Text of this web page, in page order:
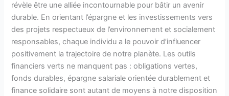
révèle être une alliée incontournable pour bâtir un avenir
durable. En orientant l’épargne et les investissements vers
des projets respectueux de l’environnement et socialement
responsables, chaque individu a le pouvoir d’influencer
positivement la trajectoire de notre planète. Les outils
financiers verts ne manquent pas : obligations vertes,
fonds durables, épargne salariale orientée durablement et
finance solidaire sont autant de moyens à notre disposition